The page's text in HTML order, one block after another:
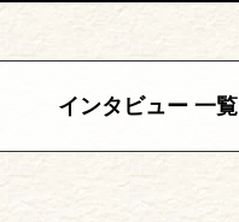
インタビュー 一覧